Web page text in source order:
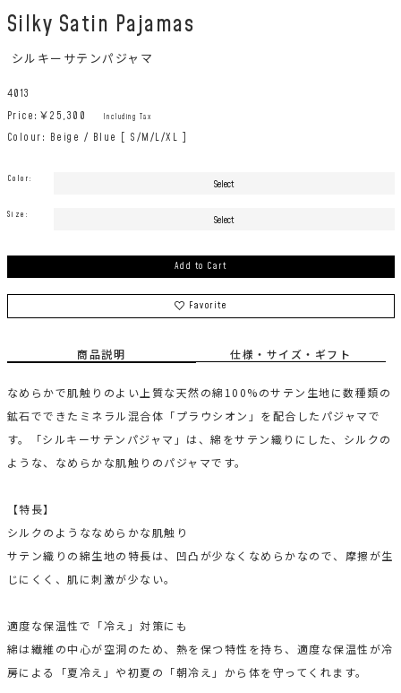
Silky Satin Pajamas
シルキーサテンパジャマ
4013
Price:￥25,300 Including Tax
Colour: Beige / Blue [ S/M/L/XL ]
Color:
Size:
Add to Cart
Favorite
商品説明 仕様・サイズ・ギフト
なめらかで肌触りのよい上質な天然の綿100%のサテン生地に数種類の
鉱石でできたミネラル混合体「プラウシオン」を配合したパジャマで
す。「シルキーサテンパジャマ」は、綿をサテン織りにした、シルクの
ような、なめらかな肌触りのパジャマです。
【特長】
シルクのようななめらかな肌触り
サテン織りの綿生地の特長は、凹凸が少なくなめらかなので、摩擦が生
じにくく、肌に刺激が少ない。
適度な保温性で「冷え」対策にも
綿は繊維の中心が空洞のため、熱を保つ特性を持ち、適度な保温性が冷
房による「夏冷え」や初夏の「朝冷え」から体を守ってくれます。